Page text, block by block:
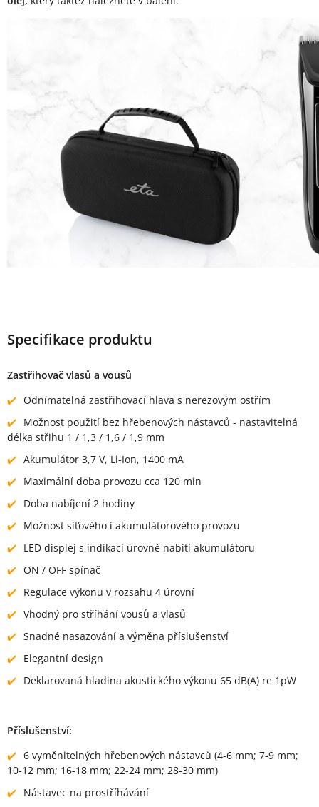
Specifikace produktu
Zastřihovač vlasů a vousů
Odnímatelná zastřihovací hlava s nerezovým ostřím
Možnost použití bez hřebenových nástavců - nastavitelná
délka střihu 1 / 1,3 / 1,6 / 1,9 mm
Akumulátor 3,7 V, Li-Ion, 1400 mA
Maximální doba provozu cca 120 min
Doba nabíjení 2 hodiny
Možnost síťového i akumulátorového provozu
LED displej s indikací úrovně nabití akumulátoru
ON / OFF spínač
Regulace výkonu v rozsahu 4 úrovní
Vhodný pro stříhání vousů a vlasů
Snadné nasazování a výměna příslušenství
Elegantní design
Deklarovaná hladina akustického výkonu 65 dB(A) re 1pW
Příslušenství:
6 vyměnitelných hřebenových nástavců (4-6 mm; 7-9 mm;
10-12 mm; 16-18 mm; 22-24 mm; 28-30 mm)
Nástavec na prostříhávání